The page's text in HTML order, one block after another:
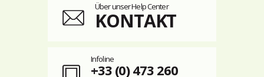
Über unser Help Center
KONTAKT
Infoline
+33 (0) 473 260